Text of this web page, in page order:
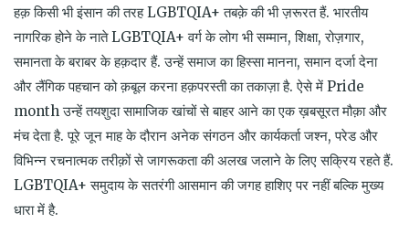
हक़ किसी भी इंसान की तरह LGBTQIA+ तबक़े की भी ज़रूरत हैं. भारतीय
नागरिक होने के नाते LGBTQIA+ वर्ग के लोग भी सम्मान, शिक्षा, रोज़गार,
समानता के बराबर के हक़दार हैं. उन्हें समाज का हिस्सा मानना, समान दर्जा देना
और लैंगिक पहचान को क़बूल करना हक़परस्ती का तकाज़ा है. ऐसे में Pride
month उन्हें तयशुदा सामाजिक खांचों से बाहर आने का एक ख़बसूरत मौक़ा और
मंच देता है. पूरे जून माह के दौरान अनेक संगठन और कार्यकर्ता जश्न, परेड और
विभिन्न रचनात्मक तरीक़ों से जागरूकता की अलख जलाने के लिए सक्रिय रहते हैं.
LGBTQIA+ समुदाय के सतरंगी आसमान की जगह हाशिए पर नहीं बल्कि मुख्य
धारा में है.